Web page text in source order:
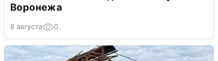
Воронежа
8 августа 0